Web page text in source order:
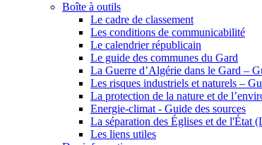
Boîte à outils
Le cadre de classement
Les conditions de communicabilité
Le calendrier républicain
Le guide des communes du Gard
La Guerre d’Algérie dans le Gard –
Les risques industriels et naturels –
La protection de la nature et de
Energie-climat - Guide des sources
La séparation des Églises et de l'État
Les liens utiles